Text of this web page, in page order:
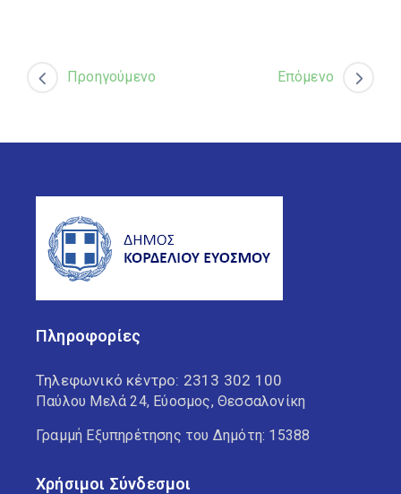
Προηγούμενο Επόμενο
Πληροφορίες
Τηλεφωνικό κέντρο: 2313 302 100
Παύλου Μελά 24, Εύοσμος, Θεσσαλονίκη
Γραμμή Εξυπηρέτησης του Δημότη: 15388
Χρήσιμοι Σύνδεσμοι